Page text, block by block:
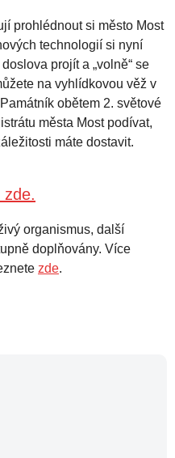
prohlédnout si město Most
technologií si nyní
projít a „volně“ se
na vyhlídkovou věž v
obětem 2. světové
města Most podívat,
máte dostavit.
organismus, další
doplňovány. Více
zde.